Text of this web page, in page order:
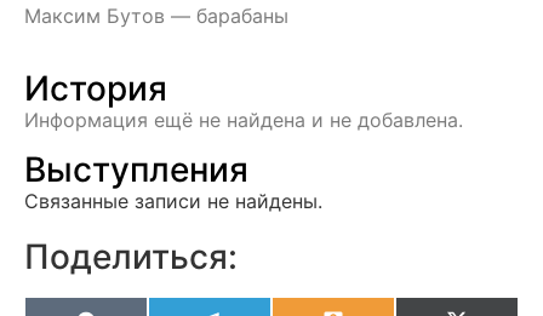
Максим Бутов — барабаны
История
Информация ещё не найдена и не добавлена.
Выступления
Связанные записи не найдены.
Поделиться: